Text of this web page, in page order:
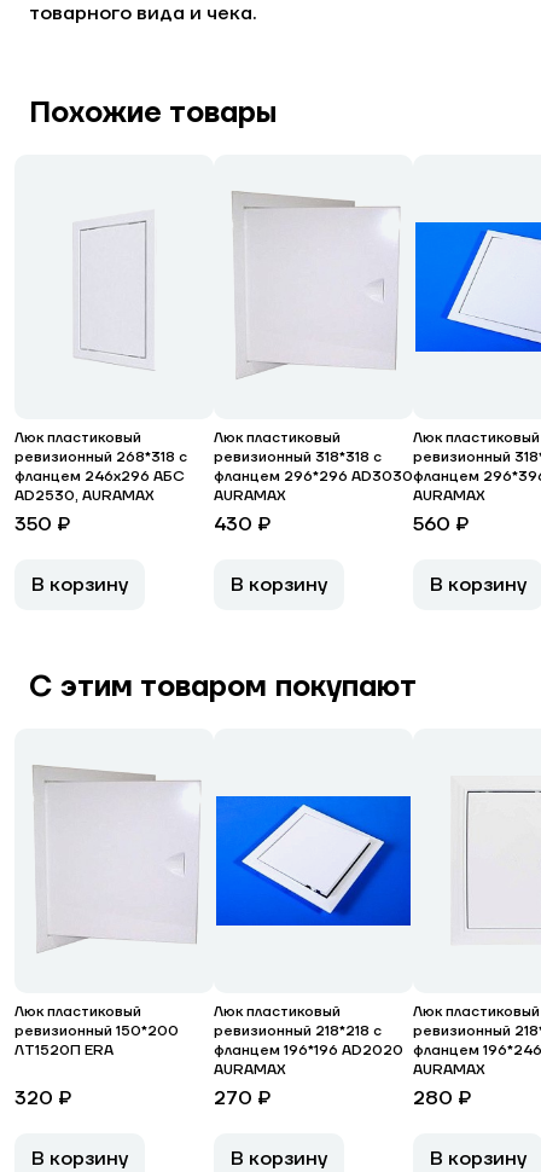
товарного вида и чека.
Похожие товары
Люк пластиковый
ревизионный 268*318 с
фланцем 246х296 АБС
AD2530, AURAMAX
350 ₽
В корзину
Люк пластиковый
ревизионный 318*318 с
фланцем 296*296 AD3030
AURAMAX
430 ₽
В корзину
Люк пластиковый
ревизионный
фланцем
AURAMAX
560 ₽
В корзину
С этим товаром покупают
Люк пластиковый
ревизионный 150*200
ЛТ1520П ERA
320 ₽
В корзину
Люк пластиковый
ревизионный 218*218 с
фланцем 196*196 AD2020
AURAMAX
270 ₽
В корзину
Люк пластиковый
ревизионный
фланцем
AURAMAX
280 ₽
В корзину